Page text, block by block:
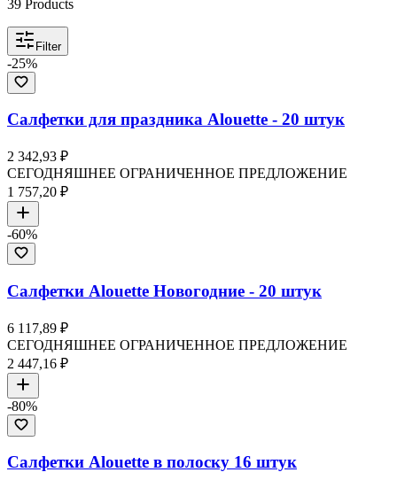
39 Products
Filter
-25%
Салфетки для праздника Alouette - 20 штук
2 342,93 ₽
СЕГОДНЯШНЕЕ ОГРАНИЧЕННОЕ ПРЕДЛОЖЕНИЕ
1 757,20 ₽
-60%
Салфетки Alouette Новогодние - 20 штук
6 117,89 ₽
СЕГОДНЯШНЕЕ ОГРАНИЧЕННОЕ ПРЕДЛОЖЕНИЕ
2 447,16 ₽
-80%
Салфетки Alouette в полоску 16 штук